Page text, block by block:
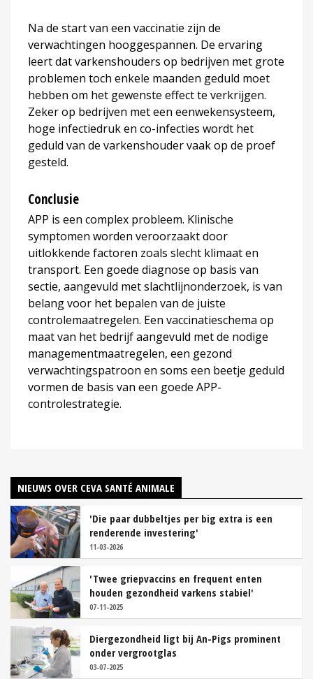
Na de start van een vaccinatie zijn de
verwachtingen hooggespannen. De ervaring
leert dat varkenshouders op bedrijven met grote
problemen toch enkele maanden geduld moet
hebben om het gewenste effect te verkrijgen.
Zeker op bedrijven met een eenwekensysteem,
hoge infectiedruk en co-infecties wordt het
geduld van de varkenshouder vaak op de proef
gesteld.
Conclusie
APP is een complex probleem. Klinische
symptomen worden veroorzaakt door
uitlokkende factoren zoals slecht klimaat en
transport. Een goede diagnose op basis van
sectie, aangevuld met slachtlijnonderzoek, is van
belang voor het bepalen van de juiste
controlemaatregelen. Een vaccinatieschema op
maat van het bedrijf aangevuld met de nodige
managementmaatregelen, een gezond
verwachtingspatroon en soms een beetje geduld
vormen de basis van een goede APP-
controlestrategie.
NIEUWS OVER CEVA SANTÉ ANIMALE
'Die paar dubbeltjes per big extra is een
renderende investering'
11-03-2026
'Twee griepvaccins en frequent enten
houden gezondheid varkens stabiel'
07-11-2025
Diergezondheid ligt bij An-Pigs prominent
onder vergrootglas
03-07-2025